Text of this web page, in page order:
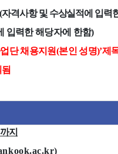
자격사항 및 수상실적에 입력
입력한 해당자에 한함)
단 채용지원(본인 성명)’제
까지
)